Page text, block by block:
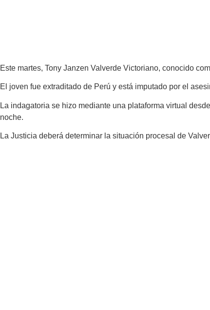
Este martes, Tony Janzen Valverde Victoriano, conocido
El joven fue extraditado de Perú y está imputado por el
La indagatoria se hizo mediante una plataforma virtual
noche.
La Justicia deberá determinar la situación procesal de